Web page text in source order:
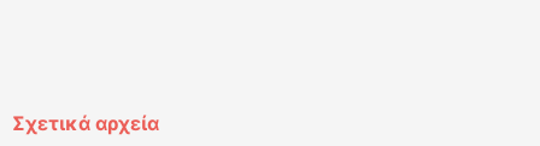
Σχετικά αρχεία